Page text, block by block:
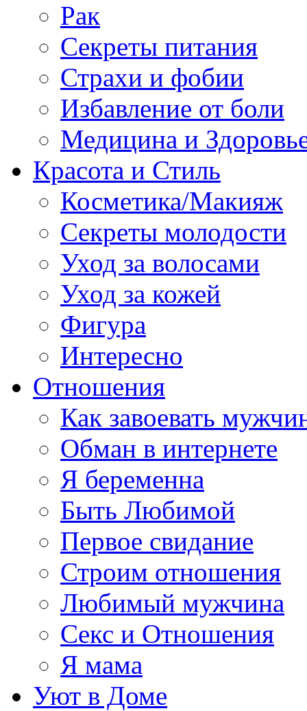
Рак
Секреты питания
Страхи и фобии
Избавление от боли
Медицина и
Красота и Стиль
Косметика/Макияж
Секреты молодости
Уход за волосами
Уход за кожей
Фигура
Интересно
Отношения
Как завоевать
Обман в интернете
Я беременна
Быть Любимой
Первое свидание
Строим отношения
Любимый мужчина
Секс и Отношения
Я мама
Уют в Доме